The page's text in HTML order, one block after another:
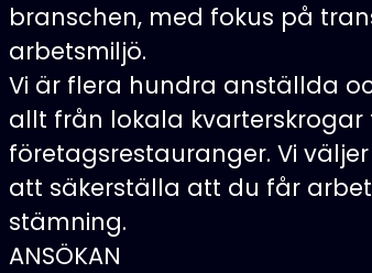
branschen, med fokus på
arbetsmiljö.
Vi är flera hundra anställda
allt från lokala
företagsrestauranger. Vi
att säkerställa att du får
stämning.
ANSÖKAN